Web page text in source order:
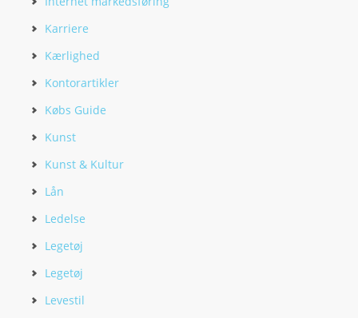
Karriere
Kærlighed
Kontorartikler
Købs Guide
Kunst
Kunst & Kultur
Lån
Ledelse
Legetøj
Legetøj
Levestil